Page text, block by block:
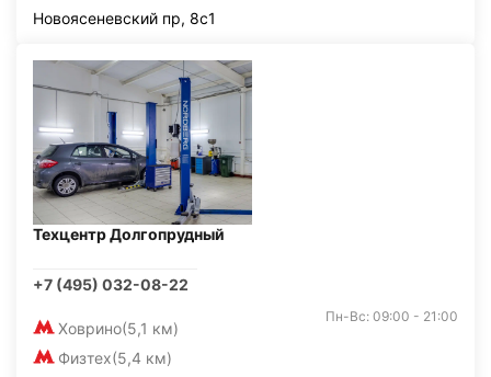
Новоясеневский пр, 8с1
Техцентр Долгопрудный
+7 (495) 032-08-22
Ховрино(5,1 км)
Физтех(5,4 км)
Пн-Вс: 09:00 - 21:00